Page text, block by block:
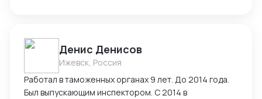
Денис Денисов
Ижевск, Россия
Работал в таможенных органах 9 лет. До 2014 года.
Был выпускающим инспектором. С 2014 в